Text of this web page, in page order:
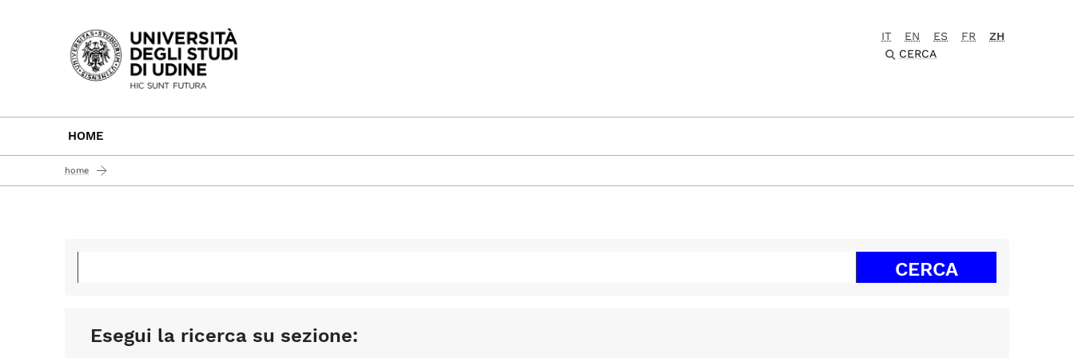
Passa al contenuto principale
IT EN ES FR
ZH
CERCA
HOME
home
Esegui la ricerca su sezione: